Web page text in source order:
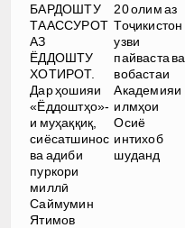
БАРДОШТУ
ТААССУРОТ
АЗ
ЁДДОШТУ
ХОТИРОТ.
Дар ҳошияи
«Ёддоштҳо»-
и муҳаққиқ,
сиёсатшинос
ва адиби
пуркори
миллӣ
Саймумин
Ятимов
20 олим аз
Тоҷикистон
узви
пайваста ва
вобастаи
Академияи
илмҳои
Осиё
интихоб
шуданд